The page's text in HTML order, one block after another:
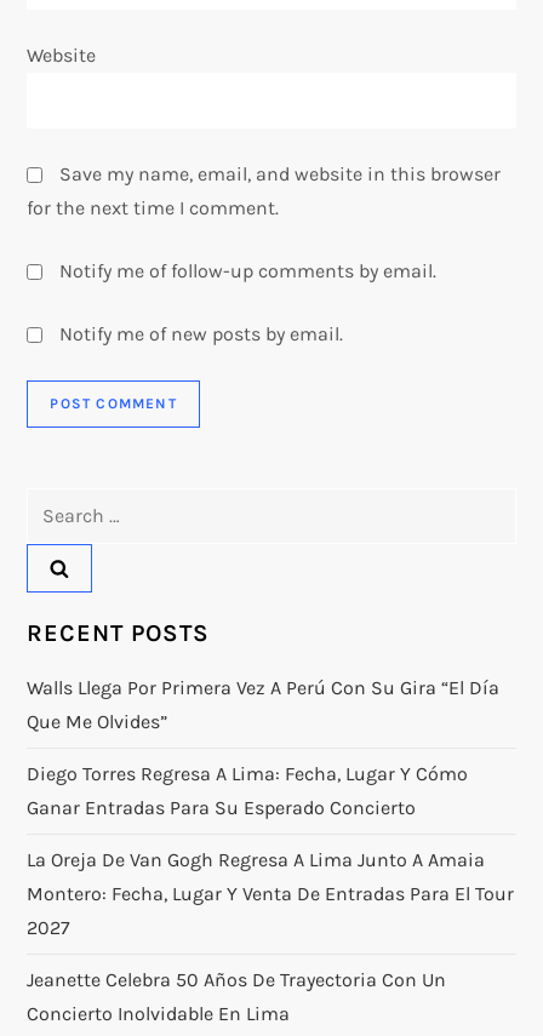
Website
Save my name, email, and website in this browser
for the next time I comment.
Notify me of follow-up comments by email.
Notify me of new posts by email.
RECENT POSTS
Walls Llega Por Primera Vez A Perú Con Su Gira “El Día
Que Me Olvides”
Diego Torres Regresa A Lima: Fecha, Lugar Y Cómo
Ganar Entradas Para Su Esperado Concierto
La Oreja De Van Gogh Regresa A Lima Junto A Amaia
Montero: Fecha, Lugar Y Venta De Entradas Para El Tour
2027
Jeanette Celebra 50 Años De Trayectoria Con Un
Concierto Inolvidable En Lima